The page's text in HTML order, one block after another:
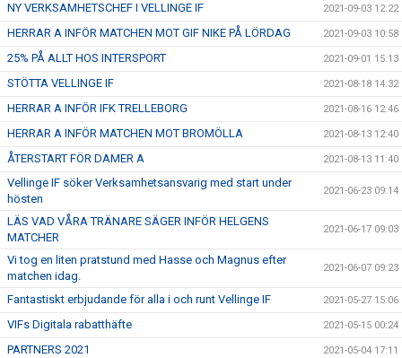
NY VERKSAMHETSCHEF I VELLINGE IF 2021-09-03 12:22
HERRAR A INFÖR MATCHEN MOT GIF NIKE PÅ LÖRDAG 2021-09-03 10:58
25% PÅ ALLT HOS INTERSPORT 2021-09-01 15:13
STÖTTA VELLINGE IF 2021-08-18 14:32
HERRAR A INFÖR IFK TRELLEBORG 2021-08-16 12:46
HERRAR A INFÖR MATCHEN MOT BROMÖLLA 2021-08-13 12:40
ÅTERSTART FÖR DAMER A 2021-08-13 11:40
Vellinge IF söker Verksamhetsansvarig med start under
hösten
2021-06-23 09:14
LÄS VAD VÅRA TRÄNARE SÄGER INFÖR HELGENS
MATCHER
2021-06-17 09:03
Vi tog en liten pratstund med Hasse och Magnus efter
matchen idag.
2021-06-07 09:23
Fantastiskt erbjudande för alla i och runt Vellinge IF 2021-05-27 15:06
VIFs Digitala rabatthäfte 2021-05-15 00:24
PARTNERS 2021 2021-05-04 17:11